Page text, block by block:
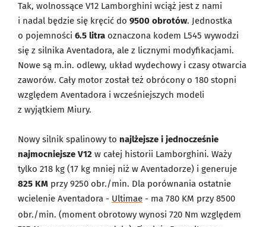
Tak, wolnossące V12 Lamborghini wciąż jest z nami
i nadal będzie się kręcić do 9500 obrotów. Jednostka
o pojemności 6.5 litra oznaczona kodem L545 wywodzi
się z silnika Aventadora, ale z licznymi modyfikacjami.
Nowe są m.in. odlewy, układ wydechowy i czasy otwarcia
zaworów. Cały motor został też obrócony o 180 stopni
względem Aventadora i wcześniejszych modeli
z wyjątkiem Miury.
Nowy silnik spalinowy to najlżejsze i jednocześnie
najmocniejsze V12 w całej historii Lamborghini. Waży
tylko 218 kg (17 kg mniej niż w Aventadorze) i generuje
825 KM przy 9250 obr./min. Dla porównania ostatnie
wcielenie Aventadora - Ultimae - ma 780 KM przy 8500
obr./min. (moment obrotowy wynosi 720 Nm względem